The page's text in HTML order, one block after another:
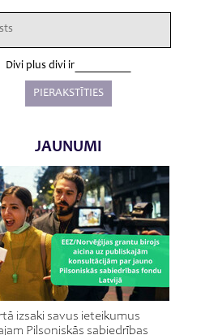
Divi plus divi ir
JAUNUMI
izsaki savus ieteikumus
Pilsoniskās sabiedrības